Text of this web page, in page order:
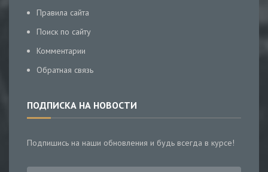
Правила сайта
Поиск по сайту
Комментарии
Обратная связь
ПОДПИСКА НА НОВОСТИ
Подпишись на наши обновления и будь всегда в курсе!